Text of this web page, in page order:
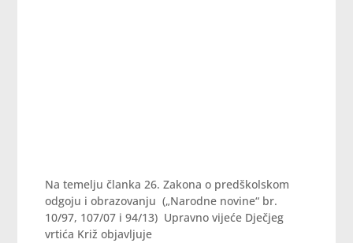
Na temelju članka 26. Zakona o predškolskom
odgoju i obrazovanju („Narodne novine“ br.
10/97, 107/07 i 94/13) Upravno vijeće Dječjeg
vrtića Križ objavljuje